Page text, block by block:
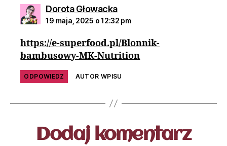
Dorota Głowacka
19 maja, 2025 o 12:32 pm
https://e-superfood.pl/Blonnik-
bambusowy-MK-Nutrition
ODPOWIEDZ AUTOR WPISU
Dodaj komentarz